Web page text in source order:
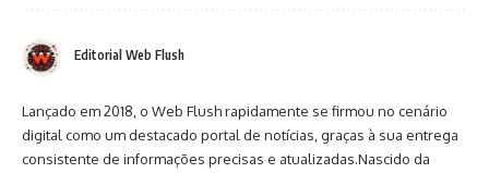
Editorial Web Flush
Lançado em 2018, o Web Flush rapidamente se firmou no cenário
digital como um destacado portal de notícias, graças à sua entrega
consistente de informações precisas e atualizadas.Nascido da